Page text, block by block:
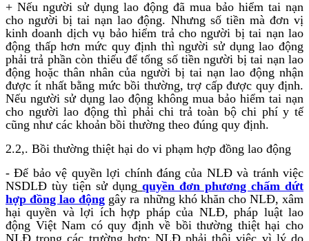
+ Nếu người sử dụng lao động đã mua bảo hiểm tai nạn
cho người bị tai nạn lao động. Nhưng số tiền mà đơn vị
kinh doanh dịch vụ bảo hiểm trả cho người bị tai nạn lao
động thấp hơn mức quy định thì người sử dụng lao động
phải trả phần còn thiếu để tổng số tiền người bị tai nạn lao
động hoặc thân nhân của người bị tai nạn lao động nhận
được ít nhất bằng mức bồi thường, trợ cấp được quy định.
Nếu người sử dụng lao động không mua bảo hiểm tai nạn
cho người lao động thì phải chi trả toàn bộ chi phí y tế
cũng như các khoản bồi thường theo đúng quy định.
2.2,. Bồi thường thiệt hại do vi phạm hợp đồng lao động
- Để bảo vệ quyền lợi chính đáng của NLĐ và tránh việc
NSDLĐ tùy tiện sử dụng quyền đơn phương chấm dứt
hợp đồng lao động gây ra những khó khăn cho NLĐ, xâm
hại quyền và lợi ích hợp pháp của NLĐ, pháp luật lao
động Việt Nam có quy định về bồi thường thiệt hại cho
NLĐ trong các trường hợp: NLĐ phải thôi việc vì lý do